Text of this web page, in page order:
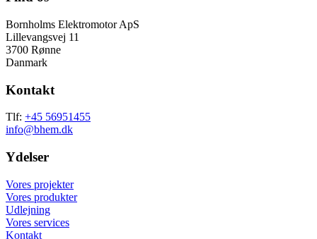
Bornholms Elektromotor ApS
Lillevangsvej 11
3700 Rønne
Danmark
Kontakt
Tlf: +45 56951455
info@bhem.dk
Ydelser
Vores projekter
Vores produkter
Udlejning
Vores services
Kontakt